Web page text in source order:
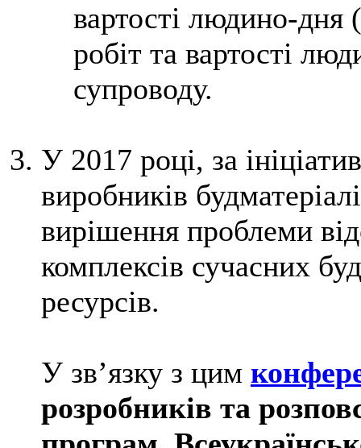
вартості людино-
робіт та вартості
супроводу.
У 2017 році, за
виробників
вирішення проблеми
комплексів сучасних
ресурсів.
У зв’язку з цим
розробників та